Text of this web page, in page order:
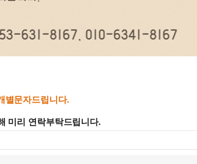
별문자드립니다.
미리 연락부탁드립니다.